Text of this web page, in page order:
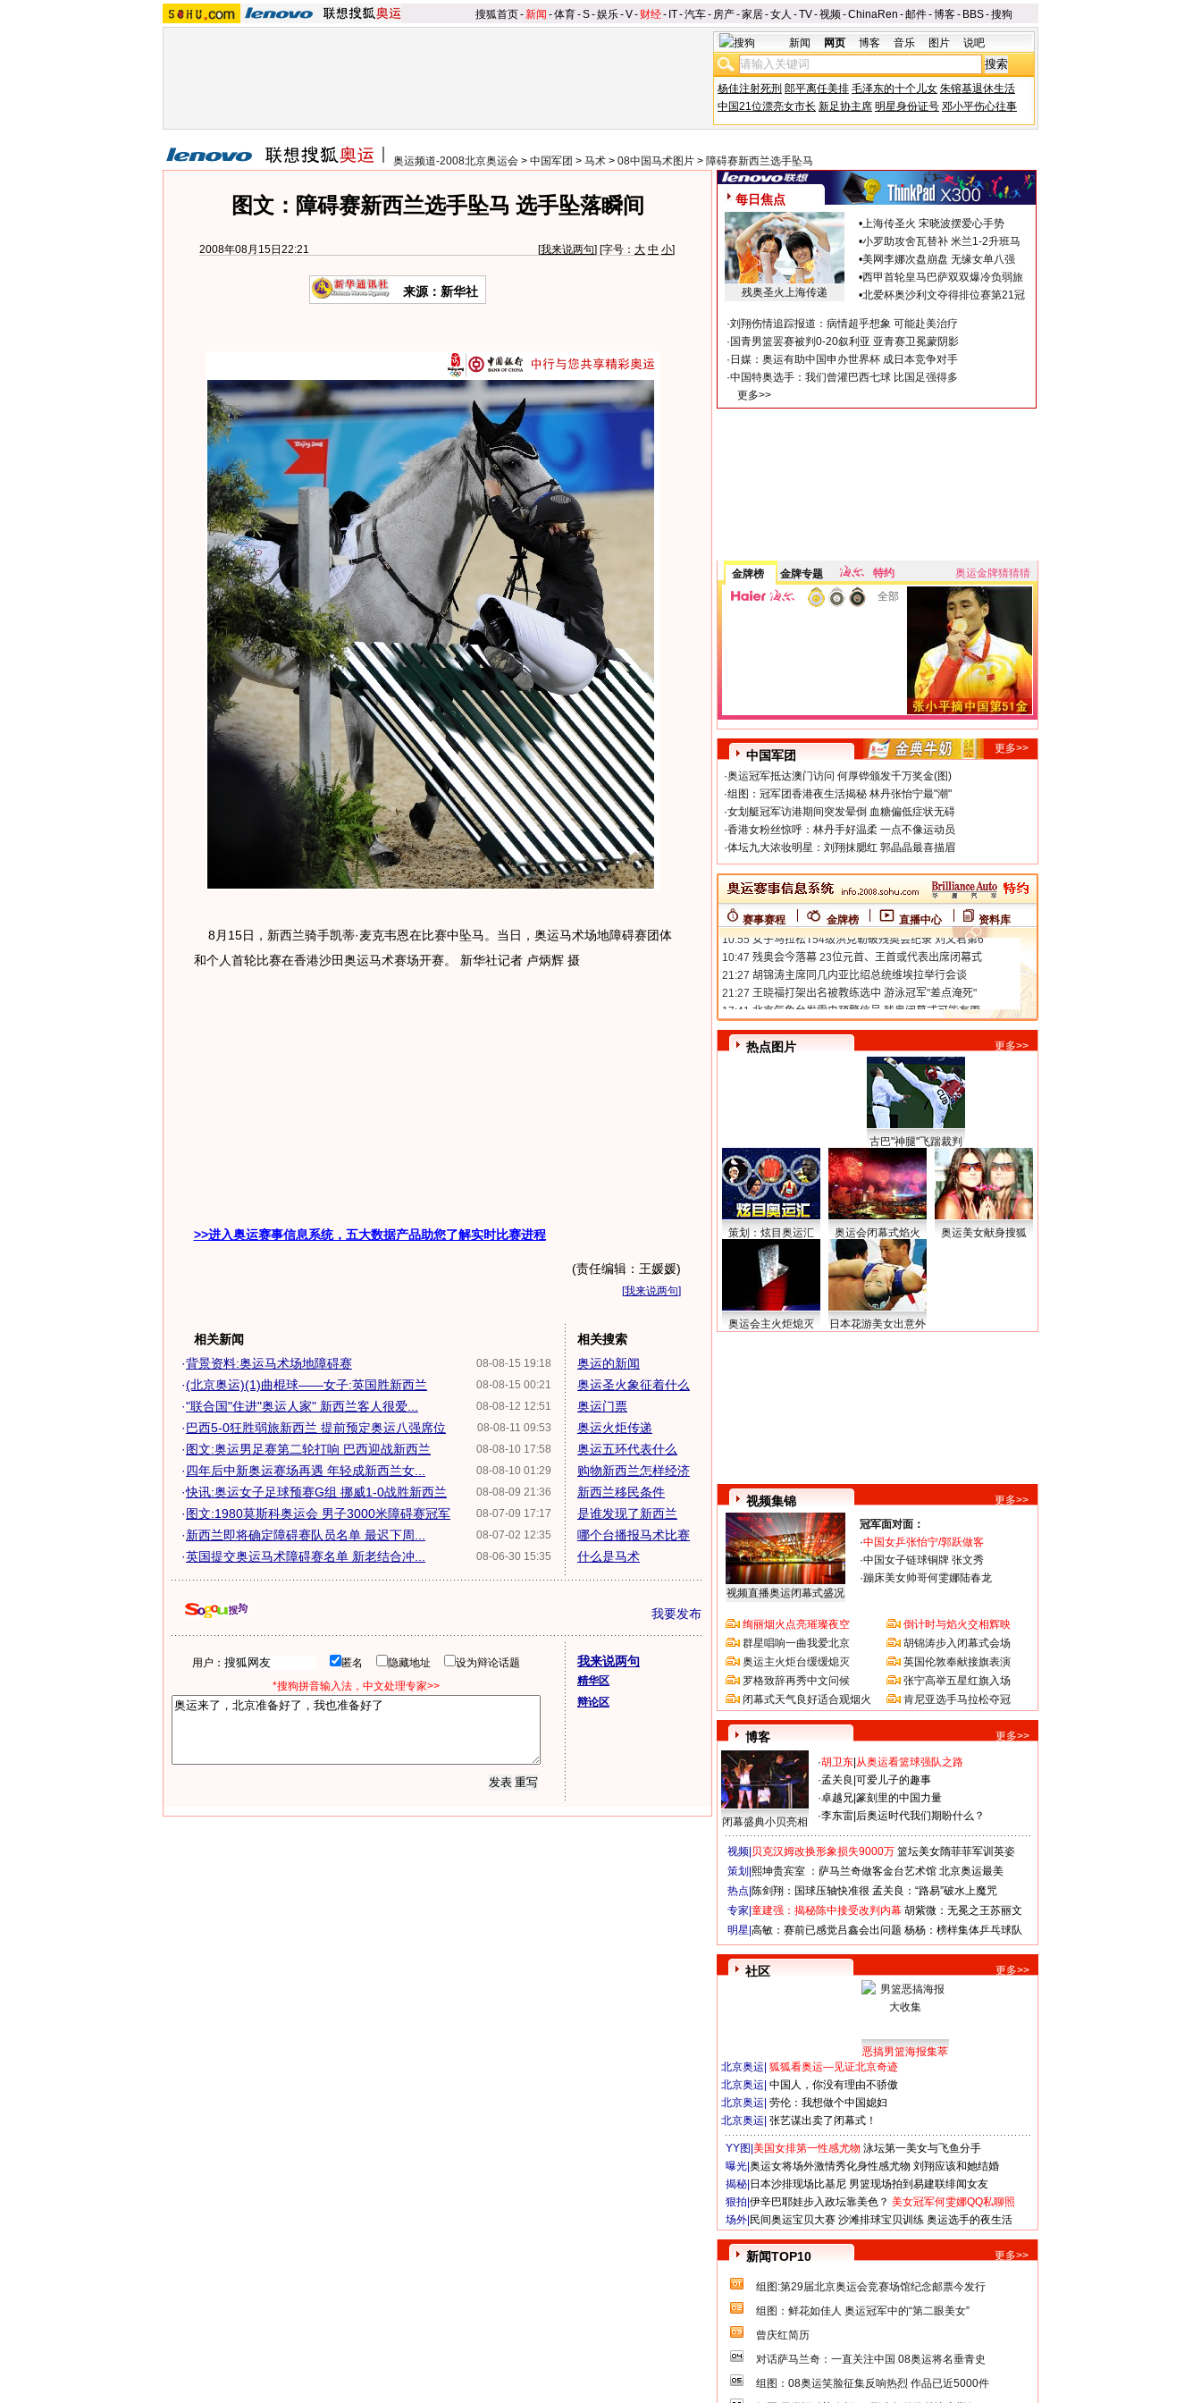
搜狐首页-新闻 -体育-S-娱乐-V- 财经- IT-汽车- 房产-家居-女人 -TV-视频-ChinaRen -邮件-博客- BBS-搜狗
新闻 网页 博客 音乐 图片 说吧
杨佳注射死刑 郎平离任美排 毛泽东的十个儿女 朱镕基退休生活
中国21位漂亮女市长 新足协主席 明星身份证号 邓小平伤心往事
奥运频道-2008北京奥运会 > 中国军团 > 马术 > 08中国马术图片 > 障碍赛新西兰选手坠马
图文：障碍赛新西兰选手坠马 选手坠落瞬间
2008年08月15日22:21 [我来说两句] [字号： 大 中 小]
来源：新华社
8月15日，新西兰骑手凯蒂·麦克韦恩在比赛中坠马。当日，奥运马术场地障碍赛团体
和个人首轮比赛在香港沙田奥运马术赛场开赛。 新华社记者 卢炳辉 摄
>>进入奥运赛事信息系统，五大数据产品助您了解实时比赛进程
(责任编辑：王媛媛)
[我来说两句]
相关新闻
08-08-15 19:18
·背景资料:奥运马术场地障碍赛
08-08-15 00:21
·(北京奥运)(1)曲棍球——女子:英国胜新西兰
08-08-12 12:51
·"联合国"住进"奥运人家" 新西兰客人很爱...
08-08-11 09:53
·巴西5-0狂胜弱旅新西兰 提前预定奥运八强席位
08-08-10 17:58
·图文:奥运男足赛第二轮打响 巴西迎战新西兰
08-08-10 01:29
·四年后中新奥运赛场再遇 年轻成新西兰女...
08-08-09 21:36
·快讯:奥运女子足球预赛G组 挪威1-0战胜新西兰
08-07-09 17:17
·图文:1980莫斯科奥运会 男子3000米障碍赛冠军
08-07-02 12:35
·新西兰即将确定障碍赛队员名单 最迟下周...
08-06-30 15:35
·英国提交奥运马术障碍赛名单 新老结合冲...
相关搜索
奥运的新闻
奥运圣火象征着什么
奥运门票
奥运火炬传递
奥运五环代表什么
购物新西兰怎样经济
新西兰移民条件
是谁发现了新西兰
哪个台播报马术比赛
什么是马术
我要发布
用户： 匿名 隐藏地址
设为辩论话题
*搜狗拼音输入法，中文处理专家>>
我来说两句
精华区
辩论区
每日焦点
残奥圣火上海传递
•上海传圣火 宋晓波摆爱心手势
•小罗助攻舍瓦替补 米兰1-2升班马
•美网李娜次盘崩盘 无缘女单八强
•西甲首轮皇马巴萨双双爆冷负弱旅
•北爱杯奥沙利文夺得排位赛第21冠
·刘翔伤情追踪报道：病情超乎想象 可能赴美治疗
· 国青男篮罢赛被判0-20叙利亚 亚青赛卫冕蒙阴影
· 日媒：奥运有助中国申办世界杯 成日本竞争对手
·中国特奥选手：我们曾灌巴西七球 比国足强得多
更多>>
金牌榜 金牌专题 特约
奥运金牌猜猜猜
全部
中国军团
更多>>
·奥运冠军抵达澳门访问 何厚铧颁发千万奖金(图)
·组图：冠军团香港夜生活揭秘 林丹张怡宁最"潮"
·女划艇冠军访港期间突发晕倒 血糖偏低症状无碍
·香港女粉丝惊呼：林丹手好温柔 一点不像运动员
·体坛九大浓妆明星：刘翔抹腮红 郭晶晶最喜描眉
赛事赛程 金牌榜 直播中心 资料库
热点图片 更多>>
古巴"神腿"飞踹裁判
策划：炫目奥运汇 奥运会闭幕式焰火 奥运美女献身搜狐
奥运会主火炬熄灭 日本花游美女出意外
视频集锦 更多>>
视频直播奥运闭幕式盛况
冠军面对面：
·中国女乒张怡宁/郭跃做客
·中国女子链球铜牌 张文秀
·蹦床美女帅哥何雯娜陆春龙
绚丽烟火点亮璀璨夜空
群星唱响一曲我爱北京
奥运主火炬台缓缓熄灭
罗格致辞再秀中文问候
闭幕式天气良好适合观烟火
倒计时与焰火交相辉映
胡锦涛步入闭幕式会场
英国伦敦奉献接旗表演
张宁高举五星红旗入场
肯尼亚选手马拉松夺冠
博客 更多>>
闭幕盛典小贝亮相
·胡卫东 从奥运看篮球强队之路
·孟关良 可爱儿子的趣事
·卓越兄 篆刻里的中国力量
·李东雷 后奥运时代我们期盼什么？
视频| 贝克汉姆改换形象损失9000万 篮坛美女隋菲菲军训英姿
策划| 熙坤贵宾室 ：萨马兰奇做客金台艺术馆 北京奥运最美
热点| 陈剑翔：国球压轴快准很 孟关良：“路易”破水上魔咒
专家| 童建强：揭秘陈中接受改判内幕 胡紫微：无冕之王苏丽文
明星| 高敏：赛前已感觉吕鑫会出问题 杨杨：榜样集体乒乓球队
社区 更多>>
恶搞男篮海报集萃
北京奥运 狐狐看奥运—见证北京奇迹
北京奥运 中国人，你没有理由不骄傲
北京奥运 劳伦：我想做个中国媳妇
北京奥运 张艺谋出卖了闭幕式！
YY图| 美国女排第一性感尤物 泳坛第一美女与飞鱼分手
曝光| 奥运女将场外激情秀化身性感尤物 刘翔应该和她结婚
揭秘| 日本沙排现场比基尼 男篮现场拍到易建联绯闻女友
狠拍| 伊辛巴耶娃步入政坛靠美色？ 美女冠军何雯娜QQ私聊照
场外| 民间奥运宝贝大赛 沙滩排球宝贝训练 奥运选手的夜生活
新闻TOP10 更多>>
组图:第29届北京奥运会竞赛场馆纪念邮票今发行
组图：鲜花如佳人 奥运冠军中的“第二眼美女”
曾庆红简历
对话萨马兰奇：一直关注中国 08奥运将名垂青史
组图：08奥运笑脸征集反响热烈 作品已近5000件